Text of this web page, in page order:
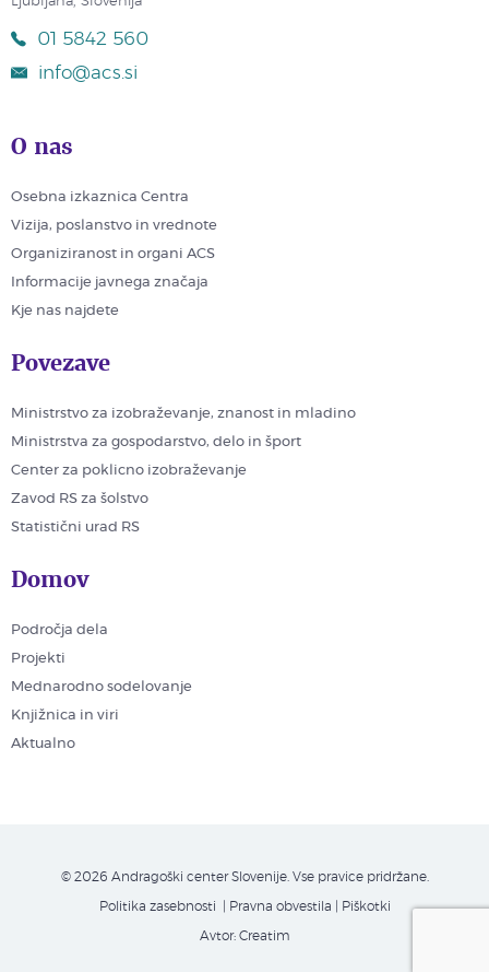
01 5842 560
info@acs.si
O nas
Osebna izkaznica Centra
Vizija, poslanstvo in vrednote
Organiziranost in organi ACS
Informacije javnega značaja
Kje nas najdete
Povezave
Ministrstvo za izobraževanje, znanost in mladino
Ministrstva za gospodarstvo, delo in šport
Center za poklicno izobraževanje
Zavod RS za šolstvo
Statistični urad RS
Domov
Področja dela
Projekti
Mednarodno sodelovanje
Knjižnica in viri
Aktualno
© 2026 Andragoški center Slovenije. Vse pravice pridržane.
Politika zasebnosti | Pravna obvestila Piškotki
Avtor: Creatim